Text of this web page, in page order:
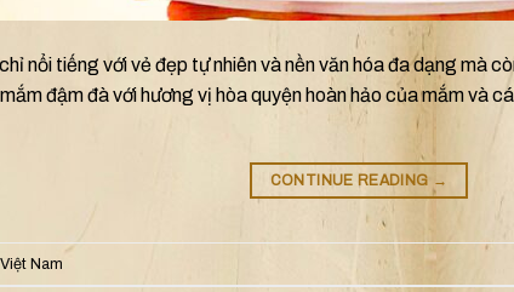
nổi tiếng với vẻ đẹp tự nhiên và nền văn hóa đa dạng mà
đậm đà với hương vị hòa quyện hoàn hảo của mắm và
CONTINUE READING →
Nam